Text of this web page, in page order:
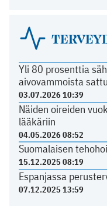
Yli 80 prosenttia
aivovammoista
03.07.2026 10:39
Näiden oireiden
lääkäriin
04.05.2026 08:52
Suomalaisen
15.12.2025 08:19
Espanjassa
07.12.2025 13:59